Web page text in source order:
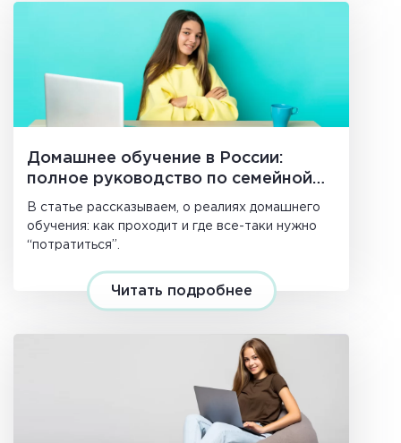
Домашнее обучение в России:
полное руководство по семейной
форме в 2025–2026 году
В статье рассказываем, о реалиях домашнего
обучения: как проходит и где все-таки нужно
“потратиться”.
Читать подробнее